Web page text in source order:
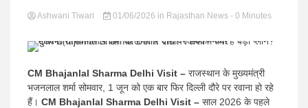
Ashwani Tiwari 01/06/2026 in Rajasthan News - 0 Minutes
CM Bhajanlal Sharma Delhi Visit – राजस्थान के मुख्यमंत्री
भजनलाल शर्मा सोमवार, 1 जून को एक बार फिर दिल्ली दौरे पर रवाना हो रहे
हैं। CM Bhajanlal Sharma Delhi Visit – साल 2026 के पहले